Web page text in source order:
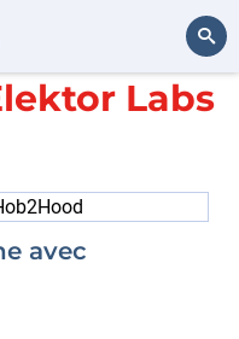
Rechercher
la balise
Labs
avec